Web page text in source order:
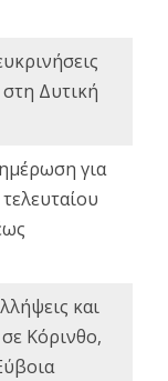
στη Δυτική
για
και
Κόρινθο,